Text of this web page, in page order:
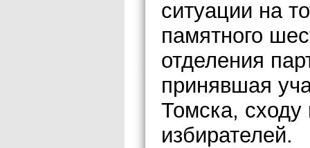
ситуации на
памятного
отделения
принявшая
Томска, сходу
избирателей.